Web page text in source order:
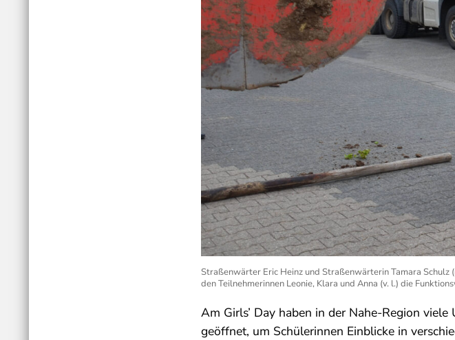
Straßenwärter Eric Heinz und Straßenwärterin Tamara
den Teilnehmerinnen Leonie, Klara und Anna (v. l.) die
Am Girls’ Day haben in der Nahe-Region
geöffnet, um Schülerinnen Einblicke in